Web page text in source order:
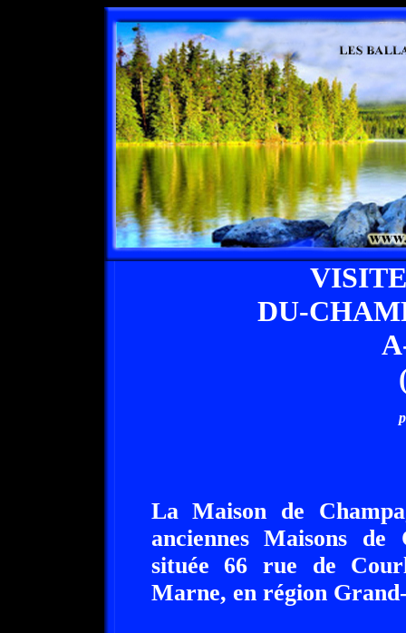
DU-
La Maison de
anciennes Maisons
située 66 rue de
Marne, en région